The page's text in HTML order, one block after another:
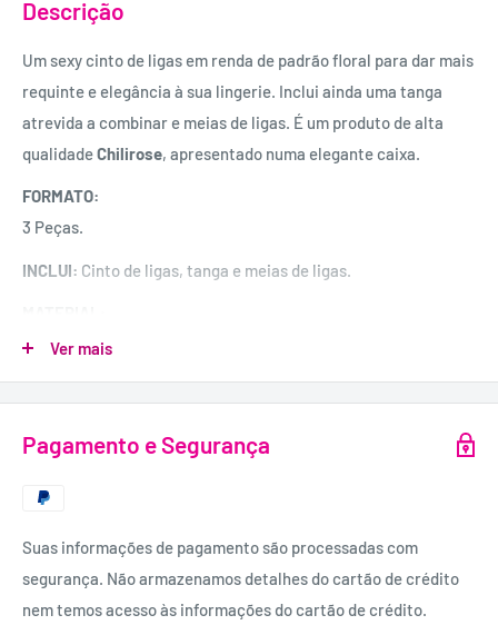
Descrição
Um sexy cinto de ligas em renda de padrão floral para dar mais
requinte e elegância à sua lingerie. Inclui ainda uma tanga
atrevida a combinar e meias de ligas. É um produto de alta
qualidadeChilirose, apresentado numa elegante caixa.
FORMATO:
3 Peças.
INCLUI: Cinto de ligas, tanga e meias de ligas.
90% Poliéster, 10% Elastano.
Ver mais
Pagamento e Segurança
Suas informações de pagamento são processadas com
segurança. Não armazenamos detalhes do cartão de crédito
nem temos acesso às informações do cartão de crédito.